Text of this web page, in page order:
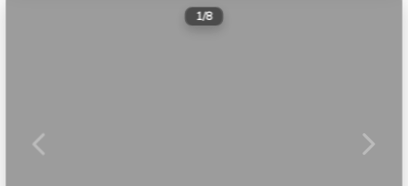
1/8